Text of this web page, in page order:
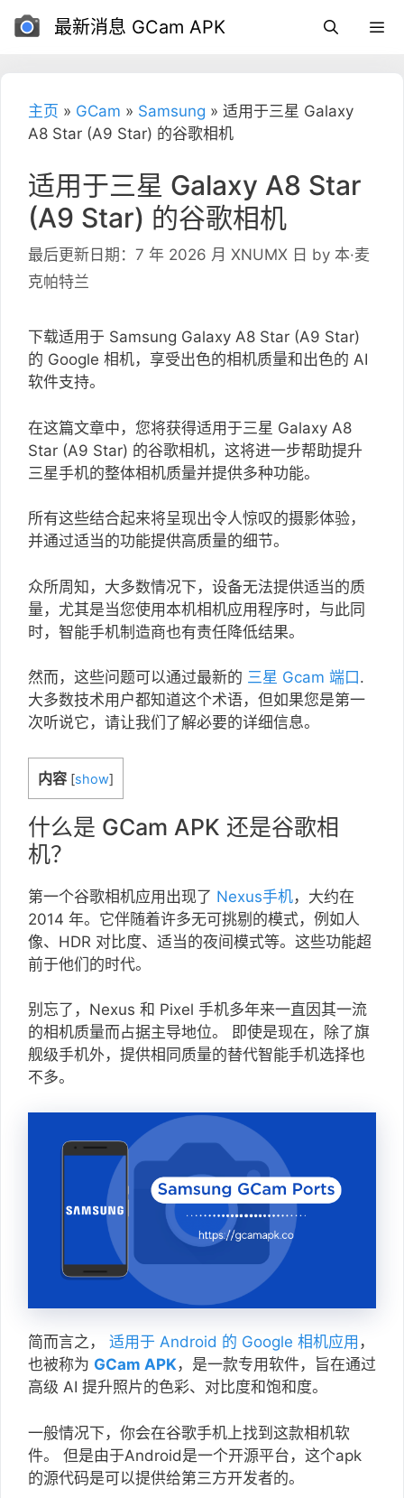
最新消息 GCam APK
主页 » GCam » Samsung » 适用于三星 Galaxy
A8 Star (A9 Star) 的谷歌相机
适用于三星 Galaxy A8 Star
(A9 Star) 的谷歌相机
最后更新日期：7 年 2026 月 XNUMX 日 by 本·麦
克帕特兰
下载适用于 Samsung Galaxy A8 Star (A9 Star)
的 Google 相机，享受出色的相机质量和出色的 AI
软件支持。
在这篇文章中，您将获得适用于三星 Galaxy A8
Star (A9 Star) 的谷歌相机，这将进一步帮助提升
三星手机的整体相机质量并提供多种功能。
所有这些结合起来将呈现出令人惊叹的摄影体验，
并通过适当的功能提供高质量的细节。
众所周知，大多数情况下，设备无法提供适当的质
量，尤其是当您使用本机相机应用程序时，与此同
时，智能手机制造商也有责任降低结果。
然而，这些问题可以通过最新的 三星 Gcam 端口 .
大多数技术用户都知道这个术语，但如果您是第一
次听说它，请让我们了解必要的详细信息。
内容 [show]
什么是 GCam APK 还是谷歌相
机？
第一个谷歌相机应用出现了 Nexus手机，大约在
2014 年。它伴随着许多无可挑剔的模式，例如人
像、HDR 对比度、适当的夜间模式等。这些功能超
前于他们的时代。
别忘了，Nexus 和 Pixel 手机多年来一直因其一流
的相机质量而占据主导地位。 即使是现在，除了旗
舰级手机外，提供相同质量的替代智能手机选择也
不多。
简而言之， 适用于 Android 的 Google 相机应用 ，
也被称为 GCam APK，是一款专用软件，旨在通过
高级 AI 提升照片的色彩、对比度和饱和度。
一般情况下，你会在谷歌手机上找到这款相机软
件。 但是由于Android是一个开源平台，这个apk
的源代码是可以提供给第三方开发者的。